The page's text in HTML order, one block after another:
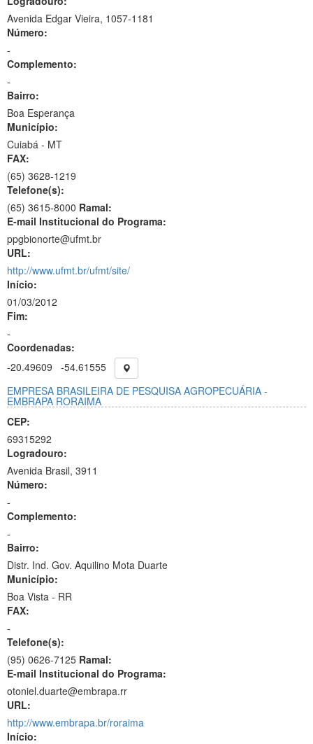
Avenida Edgar Vieira, 1057-1181
Número:
-
Complemento:
-
Bairro:
Boa Esperança
Município:
Cuiabá - MT
FAX:
(65) 3628-1219
Telefone(s):
(65) 3615-8000 Ramal:
E-mail Institucional do Programa:
ppgbionorte@ufmt.br
URL:
http://www.ufmt.br/ufmt/site/
Início:
01/03/2012
Fim:
-
Coordenadas:
-20.49609
-54.61555
EMPRESA BRASILEIRA DE PESQUISA AGROPECUÁRIA -
EMBRAPA RORAIMA
CEP:
69315292
Logradouro:
Avenida Brasil, 3911
Número:
-
Complemento:
-
Bairro:
Distr. Ind. Gov. Aquilino Mota Duarte
Município:
Boa Vista - RR
FAX:
-
Telefone(s):
(95) 0626-7125 Ramal:
E-mail Institucional do Programa:
otoniel.duarte@embrapa.rr
URL:
http://www.embrapa.br/roraima
Início: